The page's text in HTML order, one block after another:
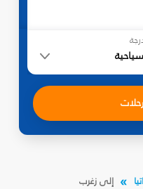
إلى زغرب